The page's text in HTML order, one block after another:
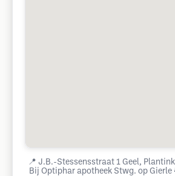
📍 J.B.-Stessensstraat 1 Geel,
Bij Optiphar apotheek Stwg. op Gierle